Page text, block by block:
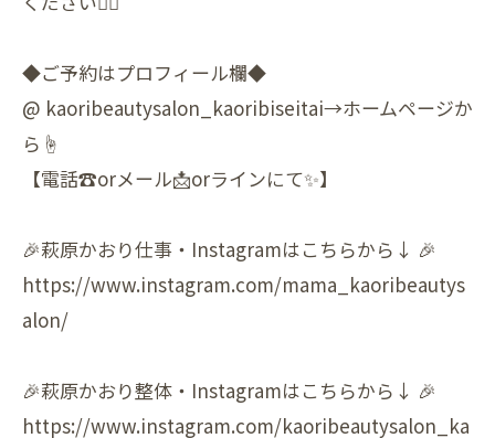
◆ご予約はプロフィール欄◆
@ kaoribeautysalon_kaoribiseitai→ホームページか
ら☝️️
【電話☎️︎orメール📩orラインにて✨】
🎉萩原かおり仕事・Instagramはこちらから↓ 🎉
https://www.instagram.com/mama_kaoribeautys
alon/
🎉萩原かおり整体・Instagramはこちらから↓ 🎉
https://www.instagram.com/kaoribeautysalon_ka